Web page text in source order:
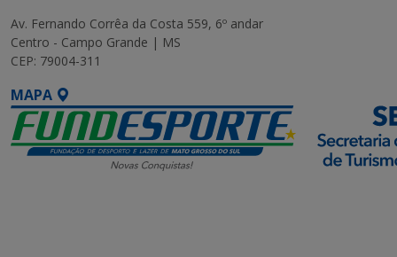
Av. Fernando Corrêa da Costa 559, 6º andar
Centro - Campo Grande | MS
CEP: 79004-311
MAPA